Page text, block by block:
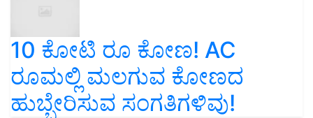
10 ಕೋಟಿ ರೂ ಕೋಣ! AC
ರೂಮಲ್ಲಿ ಮಲಗುವ ಕೋಣದ
ಹುಬ್ಬೇರಿಸುವ ಸಂಗತಿಗಳಿವು!